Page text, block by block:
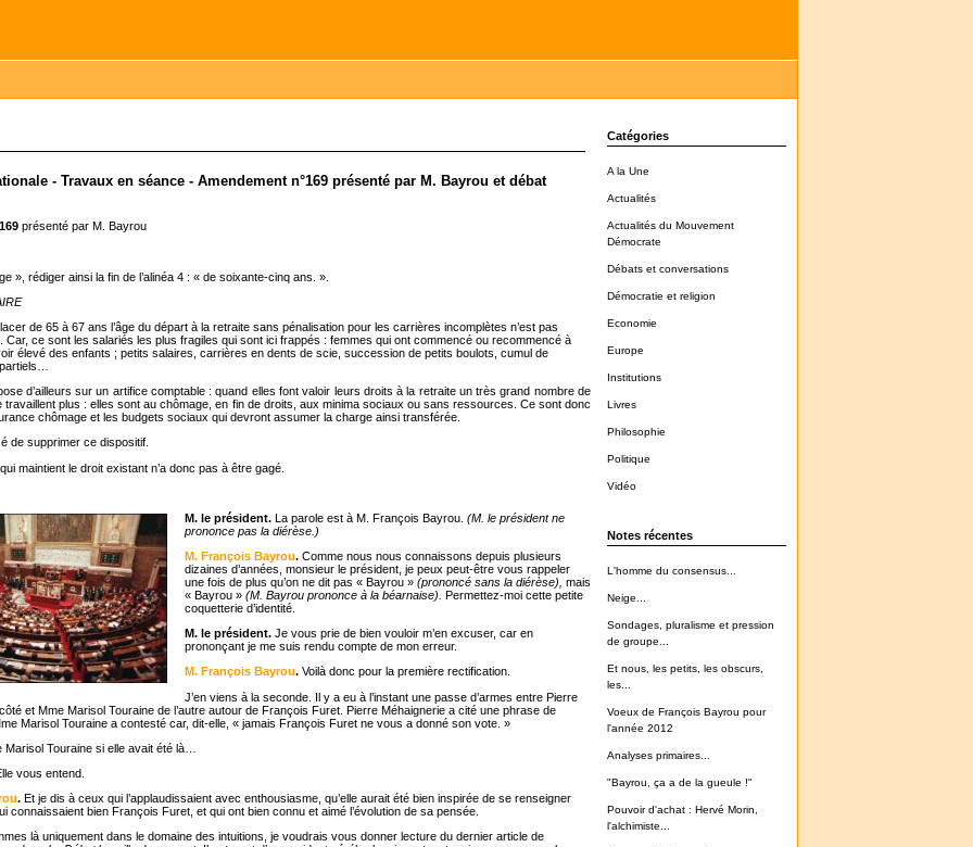
Catégories
A la Une
Actualités
Actualités du Mouvement
Démocrate
Débats et conversations
Démocratie et religion
Economie
Europe
Institutions
Livres
Philosophie
Politique
Vidéo
Notes récentes
L'homme du consensus...
Neige...
Sondages, pluralisme et pression
de groupe...
Et nous, les petits, les obscurs,
les...
Voeux de François Bayrou pour
l'année 2012
Analyses primaires...
"Bayrou, ça a de la gueule !"
Pouvoir d'achat : Hervé Morin,
l'alchimiste...
- Travaux en séance - Amendement n°169 présenté par M. Bayrou et débat
présenté par M. Bayrou
», rédiger ainsi la fin de l’alinéa 4 : « de soixante-cinq ans. ».
de 65 à 67 ans l’âge du départ à la retraite sans pénalisation pour les carrières incomplètes n’est pas
Car, ce sont les salariés les plus fragiles qui sont ici frappés : femmes qui ont commencé ou recommencé à
élevé des enfants ; petits salaires, carrières en dents de scie, succession de petits boulots, cumul de
d’ailleurs sur un artifice comptable : quand elles font valoir leurs droits à la retraite un très grand nombre de
travaillent plus : elles sont au chômage, en fin de droits, aux minima sociaux ou sans ressources. Ce sont donc
chômage et les budgets sociaux qui devront assumer la charge ainsi transférée.
de supprimer ce dispositif.
maintient le droit existant n’a donc pas à être gagé.
M. le président.La parole est à M. François Bayrou. (M. le président ne
prononce pas la diérèse.)
M. François Bayrou.Comme nous nous connaissons depuis plusieurs
dizaines d’années, monsieur le président, je peux peut-être vous rappeler
une fois de plus qu’on ne dit pas « Bayrou »(prononcé sans la diérèse), mais
« Bayrou » (M. Bayrou prononce à la béarnaise). Permettez-moi cette petite
coquetterie d’identité.
M. le président. Je vous prie de bien vouloir m’en excuser, car en
prononçant je me suis rendu compte de mon erreur.
M. François Bayrou.Voilà donc pour la première rectification.
J’en viens à la seconde. Il y a eu à l’instant une passe d’armes entre Pierre
et Mme Marisol Touraine de l’autre autour de François Furet. Pierre Méhaignerie a cité une phrase de
Marisol Touraine a contesté car, dit-elle, « jamais François Furet ne vous a donné son vote. »
Marisol Touraine si elle avait été là…
vous entend.
. Et je dis à ceux qui l’applaudissaient avec enthousiasme, qu’elle aurait été bien inspirée de se renseigner
connaissaient bien François Furet, et qui ont bien connu et aimé l’évolution de sa pensée.
là uniquement dans le domaine des intuitions, je voudrais vous donner lecture du dernier article de